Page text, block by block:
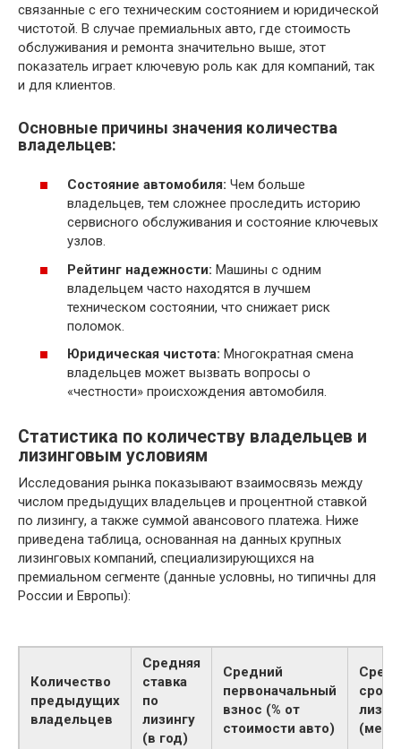
связанные с его техническим состоянием и юридической
чистотой. В случае премиальных авто, где стоимость
обслуживания и ремонта значительно выше, этот
показатель играет ключевую роль как для компаний, так
и для клиентов.
Основные причины значения количества
владельцев:
Состояние автомобиля: Чем больше
владельцев, тем сложнее проследить историю
сервисного обслуживания и состояние ключевых
узлов.
Рейтинг надежности: Машины с одним
владельцем часто находятся в лучшем
техническом состоянии, что снижает риск
поломок.
Юридическая чистота: Многократная смена
владельцев может вызвать вопросы о
«честности» происхождения автомобиля.
Статистика по количеству владельцев и
лизинговым условиям
Исследования рынка показывают взаимосвязь между
числом предыдущих владельцев и процентной ставкой
по лизингу, а также суммой авансового платежа. Ниже
приведена таблица, основанная на данных крупных
лизинговых компаний, специализирующихся на
премиальном сегменте (данные условны, но типичны для
России и Европы):
Количество
предыдущих
владельцев
Средняя
ставка
по
лизингу
(в год)
Средний
первоначальный
взнос (% от
стоимости авто)
срок
(мес.)